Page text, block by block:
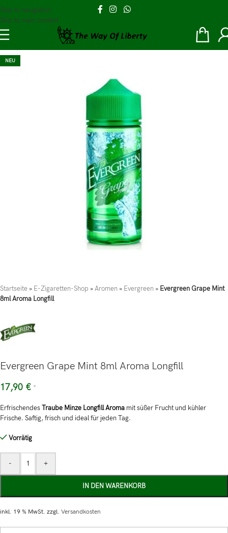
Skip to navigation
Skip to main content
NEU
Startseite » E-Zigaretten-Shop »Aromen » Evergreen » Evergreen Grape Mint
8ml Aroma Longfill
Evergreen Grape Mint 8ml Aroma Longfill
17,90 € *
ErfrischendesTraube Minze Longfill Aroma mit süßer Frucht und kühler
Frische. Saftig, frisch und ideal für jeden Tag.
Vorrätig
- +
IN DEN WARENKORB
inkl. 19 % MwSt. zzgl. Versandkosten